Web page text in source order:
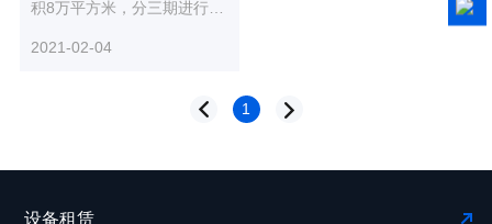
积8万平方米，分三期进行。
2021-02-04
1
设备租赁